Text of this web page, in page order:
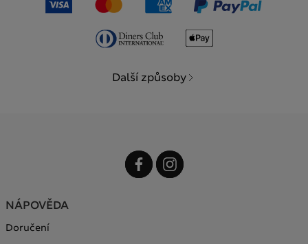
Další způsoby
NÁPOVĚDA
Doručení